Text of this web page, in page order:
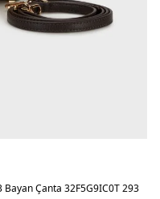
Bayan Çanta 32F5G9IC0T 293